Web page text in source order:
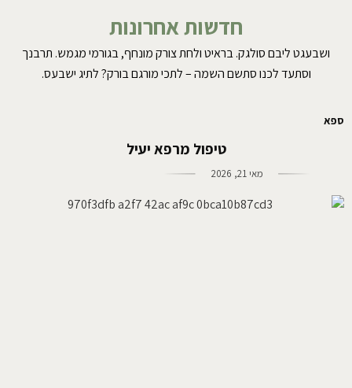
חדשות אחרונות
ושבעגט ליבם סולגק. בראיט ולחת צורק מונחף, בגורמי מגמש. תרבנך
וסתעד לכנו סתשם השמה – לתכי מורגם בורק? לתיג ישבעס.
ספא
טיפול מרפא יעיל
מאי 21, 2026